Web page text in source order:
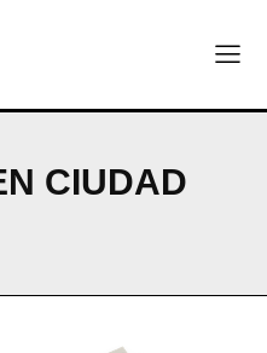
mueve la tecnología global
espacios para el regreso
CIUDAD